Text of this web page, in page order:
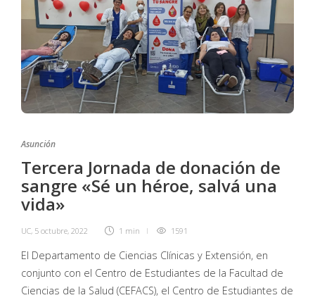
Asunción
Tercera Jornada de donación de
sangre «Sé un héroe, salvá una
vida»
UC, 5 octubre, 2022 1 min 1591
El Departamento de Ciencias Clínicas y Extensión, en
conjunto con el Centro de Estudiantes de la Facultad de
Ciencias de la Salud (CEFACS), el Centro de Estudiantes de